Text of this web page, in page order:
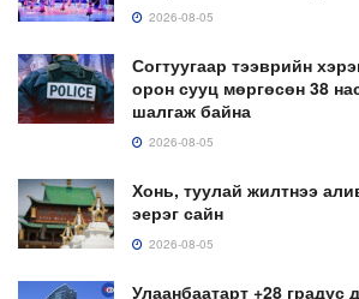
2026-08-05
Согтуугаар тээврийн
орон сууц мөргөсөн 38
шалгаж байна
2026-08-05
Хонь, туулай жилтнээ
эерэг сайн
2026-08-05
Улаанбаатарт +28 градус